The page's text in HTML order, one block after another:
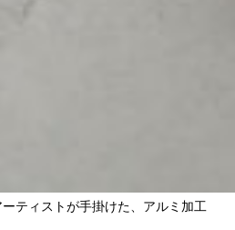
ティストが手掛けた、アルミ加工